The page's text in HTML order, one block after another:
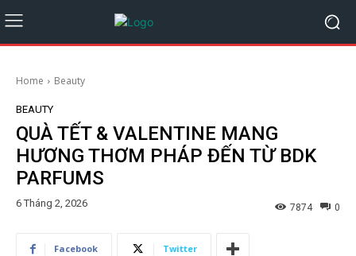
Home Beauty
BEAUTY
QUÀ TẾT & VALENTINE MANG
HƯƠNG THƠM PHÁP ĐẾN TỪ BDK
PARFUMS
6 Tháng 2, 2026 0
7874
Facebook Twitter